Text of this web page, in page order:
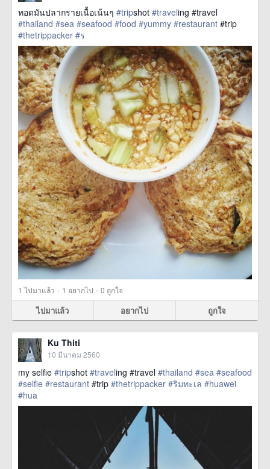
ทอดมันปลากรายเนื้อเน้นๆ #tripshot #traveling #travel
#thailand #sea #seafood #food #yummy #restaurant #trip
#thetrippacker #ร
href=https://m.thetrippacker.com/th/image/location/204034>
more
1 ไปมาแล้ว · 1 อยากไป · 0 ถูกใจ
ไปมาแล้ว อยากไป ถูกใจ
Ku Thiti
10 มีนาคม 2560
my selfie #tripshot #traveling #travel #thailand #sea #seafood
#selfie #restaurant #trip #thetrippacker #ริมทะเล #huawei
#hua
href=https://m.thetrippacker.com/th/image/location/204033>